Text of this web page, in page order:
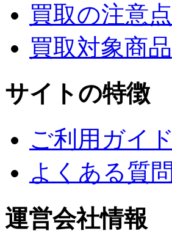
買取の注意点
買取対象商品
サイトの特徴
ご利用ガイド
よくある質問
運営会社情報